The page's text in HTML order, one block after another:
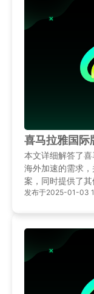
喜马拉雅国际
本文详细解答了
海外加速的需求
案，同时提供了其
发布于2025-01-03